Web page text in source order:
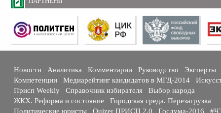
Новости Аналитика Комментарии Руководство
Эксперты
Компетенции
Медиарейтинг кандидатов в МГД-2014
Присп Weekly
Справочник избирателя
Выбор народа
ЖКХ. Реформа и состояние
Городская среда. Перезагрузка
Политические юристы
Quizer ПРИСП 2.0 Госдума-2016